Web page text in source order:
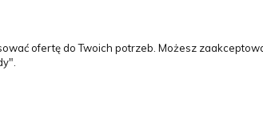
Berlin
ofertę do Twoich potrzeb. Możesz